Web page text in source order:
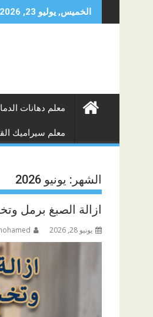
to
الخميس, يوليو 23, 2026
معلم دهانات
معلم سيراميك
الشهر: يونيو 2026
ازالة الصبغ برمل وتخشين
يونيو 28, 2026